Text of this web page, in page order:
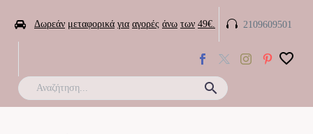
 Δωρεάν μεταφορικά για αγορές άνω των 49€. 
 2109609501